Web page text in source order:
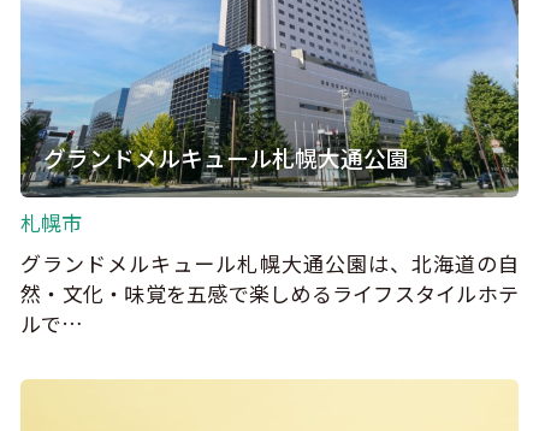
グランドメルキュール札幌大通公園
札幌市
グランドメルキュール札幌大通公園は、北海道の自
然・文化・味覚を五感で楽しめるライフスタイルホテ
ルで…